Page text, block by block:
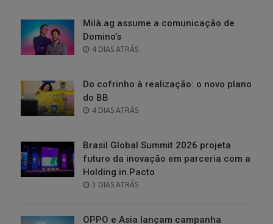
Milà.ag assume a comunicação de
Domino’s
POSTED
4 DIAS ATRÁS
Do cofrinho à realização: o novo plano
do BB
POSTED
4 DIAS ATRÁS
Brasil Global Summit 2026 projeta
futuro da inovação em parceria com a
Holding in.Pacto
POSTED
3 DIAS ATRÁS
OPPO e Asia lançam campanha